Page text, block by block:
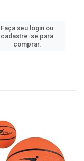
Faça seu login ou
cadastre-se para
comprar.